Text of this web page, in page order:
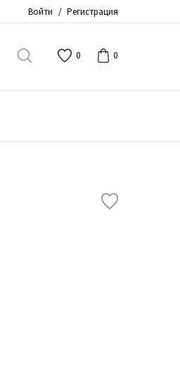
Войти / Регистрация
0 0